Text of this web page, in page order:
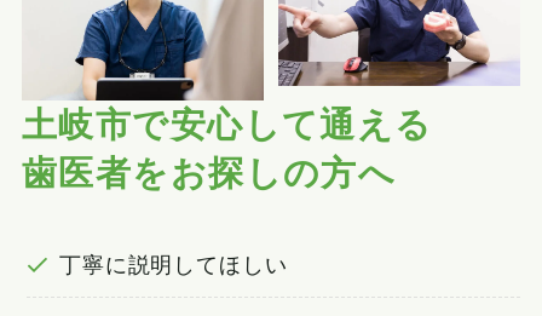
土岐市で安心して通える
歯医者をお探しの方へ
丁寧に説明してほしい